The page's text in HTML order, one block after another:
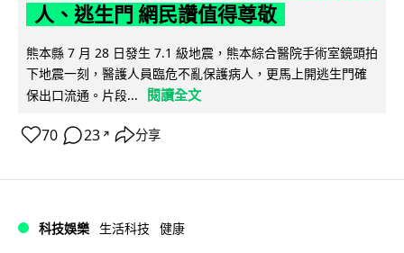
人、逃生門 網民讚值得尊敬
熊本縣 7 月 28 日發生 7.1 級地震，熊本綜合醫院手術室鏡頭拍
下地震一刻，醫護人員臨危不亂保護病人，更馬上開逃生門確
保出口流通。片段...
閱讀全文
70 23 ↗ 分享
科技娛樂 生活科技 健康